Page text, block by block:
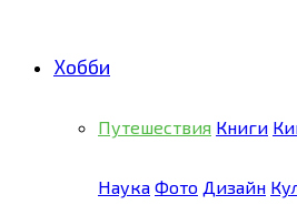
Хобби
Путешествия Книги
Наука Фото Дизайн